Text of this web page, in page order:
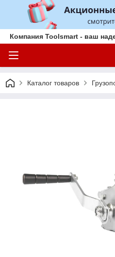
Компания Toolsmart - ваш
Каталог товаров